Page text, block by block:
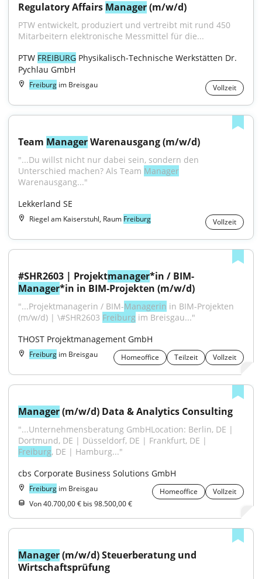
Regulatory Affairs Manager (m/w/d)
PTW entwickelt, produziert und vertreibt mit rund 450
Mitarbeitern elektronische Messmittel für die...
PTW FREIBURG Physikalisch-Technische Werkstätten Dr.
Pychlau GmbH
Freiburg im Breisgau Vollzeit
Team Manager Warenausgang (m/w/d)
"...Du willst nicht nur dabei sein, sondern den
Unterschied machen? Als Team Manager
Warenausgang..."
Lekkerland SE
Riegel am Kaiserstuhl, Raum Freiburg Vollzeit
#SHR2603 | Projektmanager*in / BIM-
Manager*in in BIM-Projekten (m/w/d)
"...Projektmanagerin / BIM-Managerin in BIM-Projekten
(m/w/d) | \#SHR2603 Freiburg im Breisgau..."
THOST Projektmanagement GmbH
Freiburg im Breisgau Homeoffice Teilzeit Vollzeit
Manager (m/w/d) Data & Analytics Consulting
"...Unternehmensberatung GmbHLocation: Berlin, DE |
Freiburg, DE | Hamburg..."
cbs Corporate Business Solutions GmbH
Freiburg im Breisgau Homeoffice
Vollzeit
Von 40.700,00 € bis 98.500,00 €
Manager (m/w/d) Steuerberatung und
Wirtschaftsprüfung